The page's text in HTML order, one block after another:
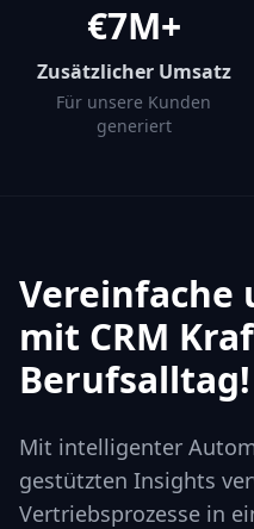
€7M+
Zusätzlicher Umsatz
Für unsere Kunden
generiert
Vereinfache
mit CRM
Berufsalltag!
Mit intelligenter
gestützten Insights
Vertriebsprozesse in